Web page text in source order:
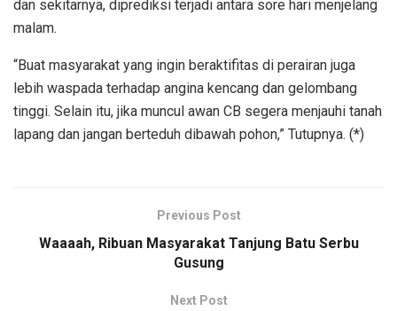
dan sekitarnya, diprediksi terjadi antara sore hari menjelang
malam.
“Buat masyarakat yang ingin beraktifitas di perairan juga
lebih waspada terhadap angina kencang dan gelombang
tinggi. Selain itu, jika muncul awan CB segera menjauhi tanah
lapang dan jangan berteduh dibawah pohon,” Tutupnya. (*)
Previous Post
Waaaah, Ribuan Masyarakat Tanjung Batu Serbu
Gusung
Next Post